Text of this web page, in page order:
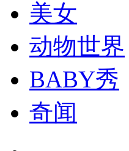
司机酒驾遇交警 急速倒
美女
动物世界
BABY秀
奇闻